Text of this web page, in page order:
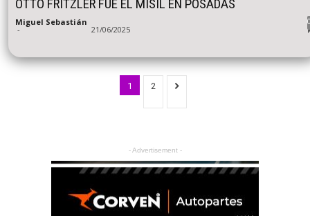
OTTO FRITZLER FUE EL MISÍL EN POSADAS
Miguel Sebastián
- 21/06/2025
1 2
- Advertisement -